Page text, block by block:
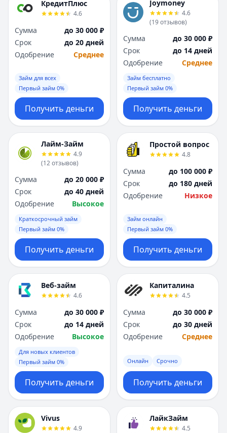
КредитПлюс
4.6
Сумма
до 30 000 ₽
Срок
до 20 дней
Одобрение
Среднее
Займ для всех
Первый займ 0%
Получить деньги
Joymoney
4.6
(19отзывов)
Сумма
до 30 000 ₽
Срок
до 14 дней
Одобрение
Среднее
Займ бесплатно
Первый займ 0%
Получить деньги
Лайм-Займ
4.9
(12отзывов)
Сумма
до 20 000 ₽
Срок
до 40 дней
Одобрение
Высокое
Краткосрочный займ
Первый займ 0%
Получить деньги
Простой вопрос
4.8
Сумма
до 100 000 ₽
Срок
до 180 дней
Одобрение
Низкое
Займ онлайн
Первый займ 0%
Получить деньги
Веб-займ
4.6
Сумма
до 30 000 ₽
Срок
до 14 дней
Одобрение
Высокое
Для новых клиентов
Первый займ 0%
Получить деньги
Капиталина
4.5
Сумма
до 30 000 ₽
Срок
до 30 дней
Одобрение
Среднее
Онлайн Срочно
Получить деньги
Vivus
4.9
ЛайкЗайм
4.5